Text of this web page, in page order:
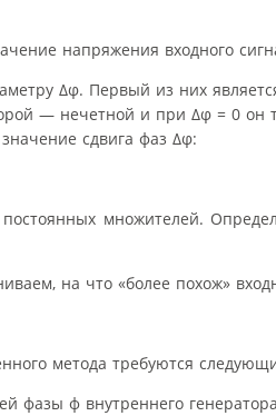
напряжения входного
Δφ. Первый из них
— нечетной и при Δφ = 0 он
сдвига фаз Δφ:
множителей.
на что «более похож»
метода требуются
фазы ф внутреннего